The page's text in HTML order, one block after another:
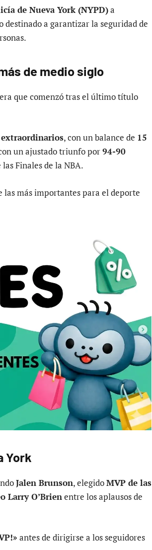
de Nueva York (NYPD)a
a garantizar la seguridad de
de medio siglo
que comenzó tras el último título
, con un balance de 15
un ajustado triunfo por94-90
Finales de la NBA.
más importantes para el deporte
York
Jalen Brunson, elegidoMVP de las
Larry O’Brienentre los aplausos de
antes de dirigirse a los seguidores